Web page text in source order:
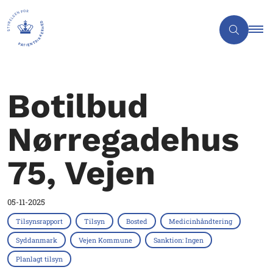
Botilbud
Nørregadehus
75, Vejen
05-11-2025
Tilsynsrapport Tilsyn Bosted Medicinhåndtering
Syddanmark Vejen Kommune Sanktion: Ingen
Planlagt tilsyn